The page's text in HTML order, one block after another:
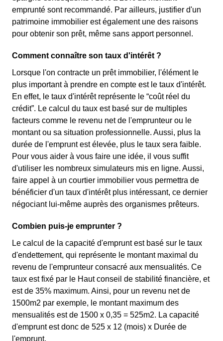
emprunté sont recommandé. Par ailleurs, justifier d'un
patrimoine immobilier est également une des raisons
pour obtenir son prêt, même sans apport personnel.
Comment connaître son taux d'intérêt ?
Lorsque l'on contracte un prêt immobilier, l'élément le
plus important à prendre en compte est le taux d'intérêt.
En effet, le taux d'intérêt représente le “coût réel du
crédit”. Le calcul du taux est basé sur de multiples
facteurs comme le revenu net de l'emprunteur ou le
montant ou sa situation professionnelle. Aussi, plus la
durée de l'emprunt est élevée, plus le taux sera faible.
Pour vous aider à vous faire une idée, il vous suffit
d'utiliser les nombreux simulateurs mis en ligne. Aussi,
faire appel à un courtier immobilier vous permettra de
bénéficier d'un taux d'intérêt plus intéressant, ce dernier
négociant lui-même auprès des organismes prêteurs.
Combien puis-je emprunter ?
Le calcul de la capacité d'emprunt est basé sur le taux
d'endettement, qui représente le montant maximal du
revenu de l'emprunteur consacré aux mensualités. Ce
taux est fixé par le Haut conseil de stabilité financière, et
est de 35% maximum. Ainsi, pour un revenu net de
1500m2 par exemple, le montant maximum des
mensualités est de 1500 x 0,35 = 525m2. La capacité
d'emprunt est donc de 525 x 12 (mois) x Durée de
l'emprunt.